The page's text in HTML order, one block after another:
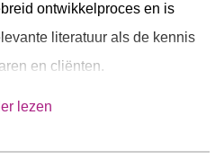
ontwikkelproces en is
literatuur als de kennis
en cliënten.
ontwikkelproces van deze
lezen